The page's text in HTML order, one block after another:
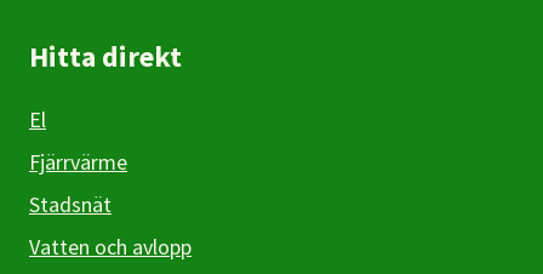
Hitta direkt
El
Fjärrvärme
Stadsnät
Vatten och avlopp